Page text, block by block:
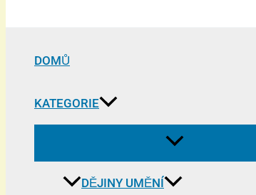
DOMŮ
KATEGORIE
DĚJINY UMĚNÍ